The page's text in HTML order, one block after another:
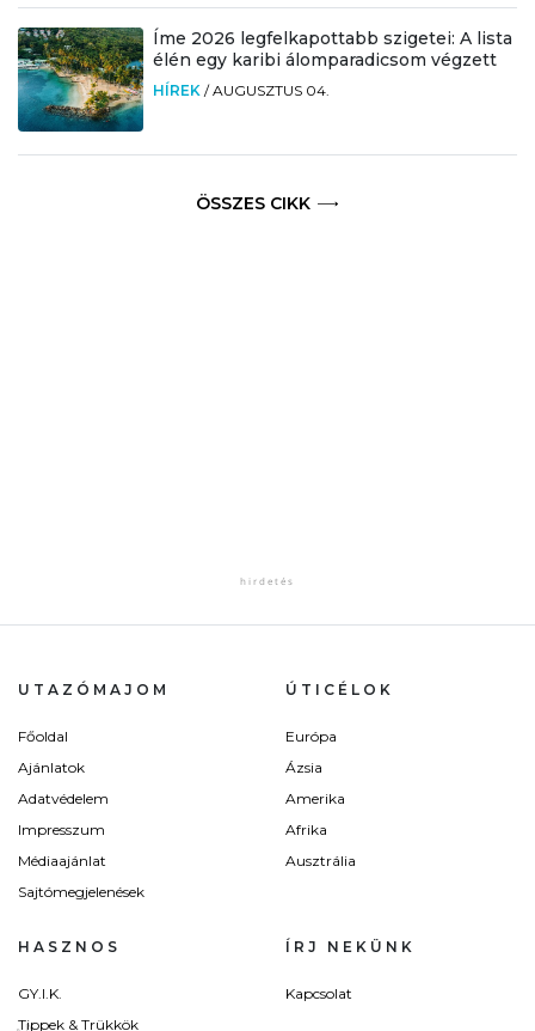
Íme 2026 legfelkapottabb szigetei: A lista
élén egy karibi álomparadicsom végzett
HÍREK /AUGUSZTUS 04.
ÖSSZES CIKK
UTAZÓMAJOM
Főoldal
Ajánlatok
Adatvédelem
Impresszum
Médiaajánlat
Sajtómegjelenések
ÚTICÉLOK
Európa
Ázsia
Amerika
Afrika
Ausztrália
HASZNOS
GY.I.K.
Tippek & Trükkök
ÍRJ NEKÜNK
Kapcsolat